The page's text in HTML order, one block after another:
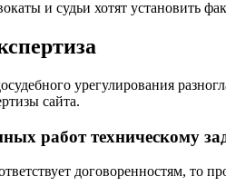
и судьи хотят установить
урегулирования
сайта.
работ техническому
договоренностям,